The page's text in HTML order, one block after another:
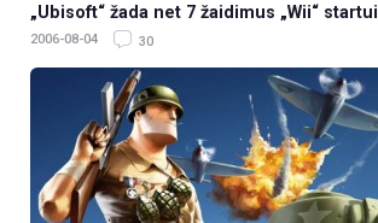
„Ubisoft“ žada net 7 žaidimus „Wii“ startui
2006-08-04 30